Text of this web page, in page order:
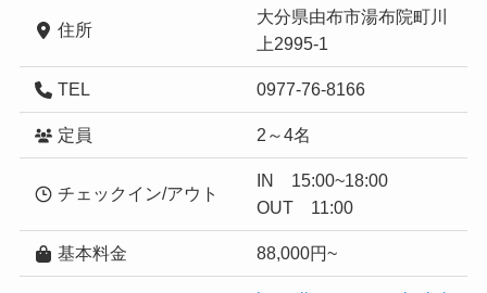
住所
大分県由布市湯布院町川
上2995-1
TEL 0977-76-8166
定員 2～4名
チェックイン/アウト
IN 15:00~18:00
OUT 11:00
基本料金 88,000円~